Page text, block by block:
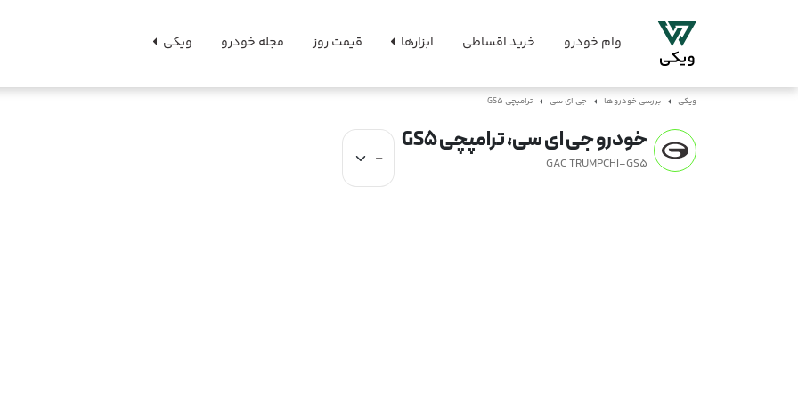
وام خودرو خرید اقساطی ابزارها قیمت روز مجله خودرو ویکی
ویکی بررسی خودروها جی ای سی ترامپچی GS5
خودرو جی ای سی، ترامپچی GS5
GAC TRUMPCHI-GS5